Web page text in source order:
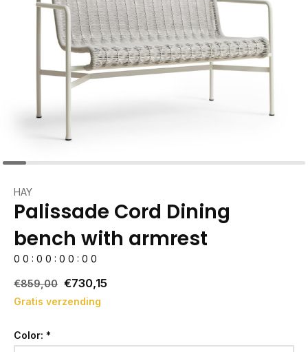
HAY
Palissade Cord Dining
bench with armrest
0 0 : 0 0 : 0 0 : 0 0
€859,00 €730,15
Gratis verzending
Color: *